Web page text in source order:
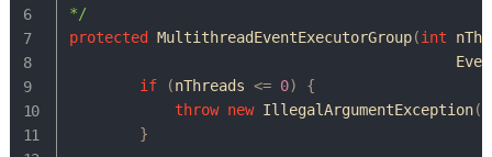
*/
protected
MultithreadEventExecutorGroup(int
if
(nThreads <= 0)
{
throw new IllegalArgumentException(
}